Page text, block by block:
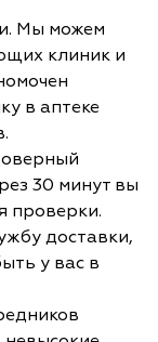
Мы можем
клиник и
в аптеке
30 минут вы
проверки.
доставки,
у вас в